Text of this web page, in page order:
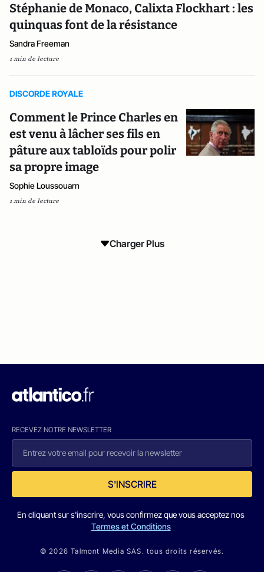
Stéphanie de Monaco, Calixta Flockhart : les
quinquas font de la résistance
Sandra Freeman
1 min de lecture
DISCORDE ROYALE
Comment le Prince Charles en
est venu à lâcher ses fils en
pâture aux tabloïds pour polir
sa propre image
Sophie Loussouarn
1 min de lecture
Charger Plus
RECEVEZ NOTRE NEWSLETTER
S'INSCRIRE
En cliquant sur s'inscrire, vous confirmez que vous acceptez nos
Termes et Conditions
© 2026 Talmont Media SAS. tous droits réservés.